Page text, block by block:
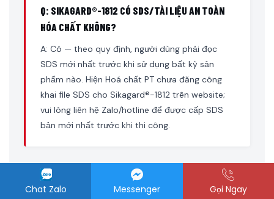
Q: SIKAGARD®-1812 CÓ SDS/TÀI LIỆU AN TOÀN
HÓA CHẤT KHÔNG?
A: Có — theo quy định, người dùng phải đọc
SDS mới nhất trước khi sử dụng bất kỳ sản
phẩm nào. Hiện Hoá chất PT chưa đăng công
khai file SDS cho Sikagard®-1812 trên website;
vui lòng liên hệ Zalo/hotline để được cấp SDS
bản mới nhất trước khi thi công.
Chat Zalo Messenger Gọi Ngay